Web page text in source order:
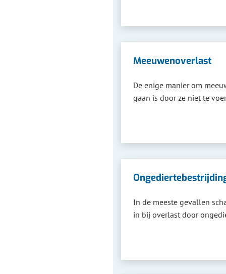
Meeuwenoverlast
De enige manier om
gaan is door ze niet te
In de meeste gevallen
in bij overlast door